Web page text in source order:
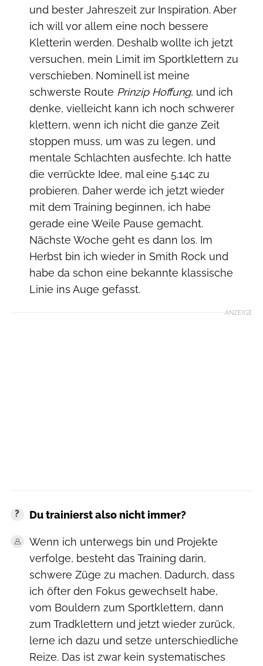
und bester Jahreszeit zur Inspiration. Aber
ich will vor allem eine noch bessere
Kletterin werden. Deshalb wollte ich jetzt
versuchen, mein Limit im Sportklettern zu
verschieben. Nominell ist meine
schwerste Route Prinzip Hoffung, und ich
denke, vielleicht kann ich noch schwerer
klettern, wenn ich nicht die ganze Zeit
stoppen muss, um was zu legen, und
mentale Schlachten ausfechte. Ich hatte
die verrückte Idee, mal eine 5.14c zu
probieren. Daher werde ich jetzt wieder
mit dem Training beginnen, ich habe
gerade eine Weile Pause gemacht.
Nächste Woche geht es dann los. Im
Herbst bin ich wieder in Smith Rock und
habe da schon eine bekannte klassische
Linie ins Auge gefasst.
ANZEIGE
Du trainierst also nicht immer?
Wenn ich unterwegs bin und Projekte
verfolge, besteht das Training darin,
schwere Züge zu machen. Dadurch, dass
ich öfter den Fokus gewechselt habe,
vom Bouldern zum Sportklettern, dann
zum Tradklettern und jetzt wieder zurück,
lerne ich dazu und setze unterschiedliche
Reize. Das ist zwar kein systematisches